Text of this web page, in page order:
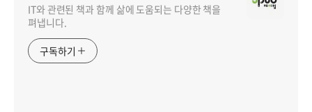
IT와 관련된 책과 함께 삶에 도움되는 다양한 책을
펴냅니다.
구독하기